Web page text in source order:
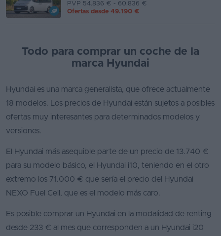
PVP 54.836 € - 60.836 €
Ofertas desde 49.190 €
Todo para comprar un coche de la
marca Hyundai
Hyundai es una marca generalista, que ofrece actualmente
18 modelos. Los precios de Hyundai están sujetos a posibles
ofertas muy interesantes para determinados modelos y
versiones.
El Hyundai más asequible parte de un precio de 13.740 €
para su modelo básico, el Hyundai i10, teniendo en el otro
extremo los 71.000 € que sería el precio del Hyundai
NEXO Fuel Cell, que es el modelo más caro.
Es posible comprar un Hyundai en la modalidad de renting
desde 233 € al mes que corresponden a un Hyundai i20